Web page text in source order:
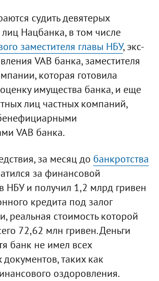
судить девятерых
Нацбанка, в том числе
заместителя главы НБУ, экс-
VAB банка, заместителя
которая готовила
имущества банка, и еще
лиц частных компаний,
VAB банка.
за месяц до банкротства
за финансовой
НБУ и получил 1,2 млрд гривен
кредита под залог
реальная стоимость которой
72,62 млн гривен. Деньги
банк не имел всех
таких как
оздоровления.